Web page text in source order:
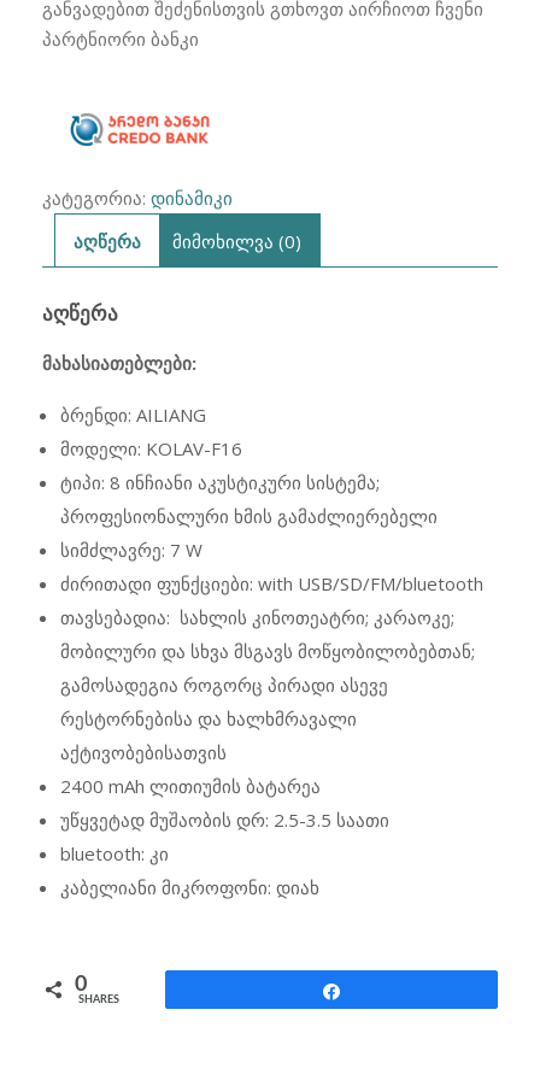
ᲛᲘᲙᲠᲝᲤᲝᲜᲘᲗ
AILIANG
განვადებით შეძენისთვის გთხოვთ აირჩიოთ ჩვენი
პარტნიორი ბანკი
კატეგორია: დინამიკი
აღწერა
მიმოხილვა (0)
ᲐᲦᲬᲔᲠᲐ
მახასიათებლები:
ბრენდი: AILIANG
მოდელი: KOLAV-F16
ტიპი: 8 ინჩიანი აკუსტიკური სისტემა;
პროფესიონალური ხმის გამაძლიერებელი
სიმძლავრე: 7 W
ძირითადი ფუნქციები: with USB/SD/FM/bluetooth
თავსებადია: სახლის კინოთეატრი; კარაოკე;
მობილური და სხვა მსგავს მოწყობილობებთან;
გამოსადეგია როგორც პირადი ასევე
რესტორნებისა და ხალხმრავალი
აქტივობებისათვის
2400 mAh ლითიუმის ბატარეა
უწყვეტად მუშაობის დრ: 2.5-3.5 საათი
bluetooth: კი
კაბელიანი მიკროფონი: დიახ
0
SHARES